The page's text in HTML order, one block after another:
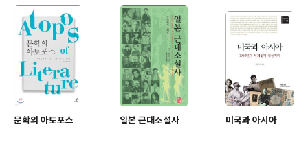
문학의 아토포스 일본 근대소설사 미국과 아시아